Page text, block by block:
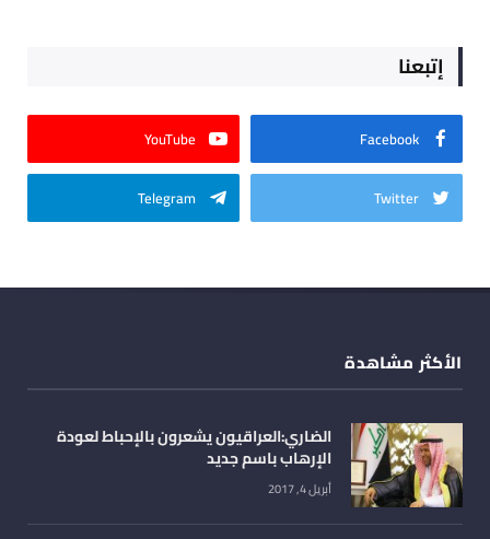
إتبعنا
Facebook
YouTube
Twitter
Telegram
الأكثر مشاهدة
الضاري:العراقيون يشعرون بالإحباط لعودة
الإرهاب باسم جديد
أبريل 4, 2017